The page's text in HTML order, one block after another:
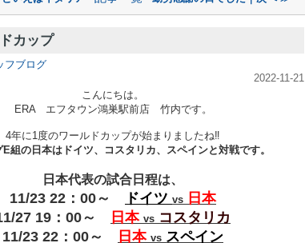
カップ
フブログ
2022-11-21
こんにちは。
ERA エフタウン鴻巣駅前店 竹内です。
4年に1度のワールドカップが始まりましたね‼
組の日本はドイツ、コスタリカ、スペインと対戦です。
日本代表の試合日程は、
11/23 22：00～ ドイツ vs 日本
27 19：00～
日本 vs コスタリカ
11/23 22：00～
日本 vs スペイン